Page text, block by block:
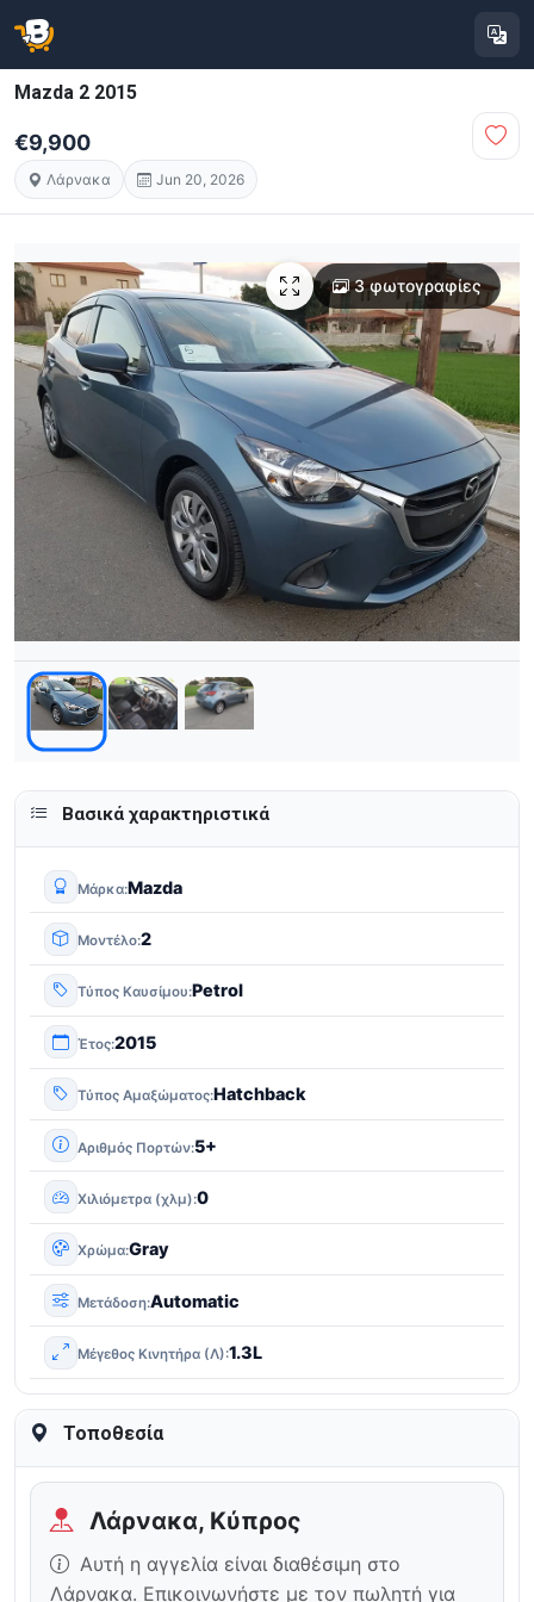
Mazda 2 2015
€9,900
Λάρνακα Jun 20, 2026
3 φωτογραφίες
Βασικά χαρακτηριστικά
Μάρκα Mazda
Μοντέλο 2
Τύπος Καυσίμου Petrol
Έτος 2015
Τύπος Αμαξώματος Hatchback
Αριθμός Πορτών 5+
Χιλιόμετρα (χλμ) 0
Χρώμα Gray
Μετάδοση Automatic
Μέγεθος Κινητήρα (Λ) 1.3L
Τοποθεσία
Λάρνακα, Κύπρος
Αυτή η αγγελία είναι διαθέσιμη στο
Λάρνακα. Επικοινωνήστε με τον πωλητή για